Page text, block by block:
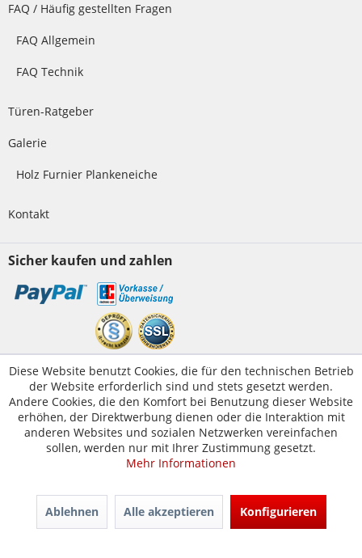
FAQ / Häufig gestellten Fragen
FAQ Allgemein
FAQ Technik
Türen-Ratgeber
Galerie
Holz Furnier Plankeneiche
Kontakt
Sicher kaufen und zahlen
Kundenservice
Servicetelefon:05223-1830016
E-Mail:kontakt@tuer-und-zarge.de
© Tür-und-Zarge.de 2017
Diese Website benutzt Cookies, die für den technischen Betrieb
der Website erforderlich sind und stets gesetzt werden.
Andere Cookies, die den Komfort bei Benutzung dieser Website
erhöhen, der Direktwerbung dienen oder die Interaktion mit
anderen Websites und sozialen Netzwerken vereinfachen
sollen, werden nur mit Ihrer Zustimmung gesetzt.
Mehr Informationen
Ablehnen Alle akzeptieren Konfigurieren